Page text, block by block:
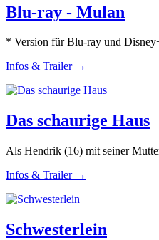
Blu-ray - Mulan
* Version für Blu-ray und
Infos & Trailer →
Das schaurige Haus
Als Hendrik (16) mit seiner
Infos & Trailer →
Schwesterlein